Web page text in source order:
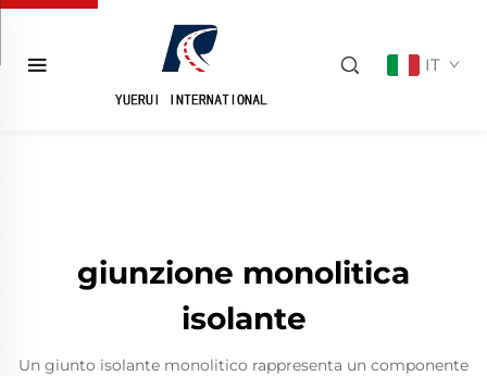
IT
giunzione monolitica
isolante
Un giunto isolante monolitico rappresenta un componente